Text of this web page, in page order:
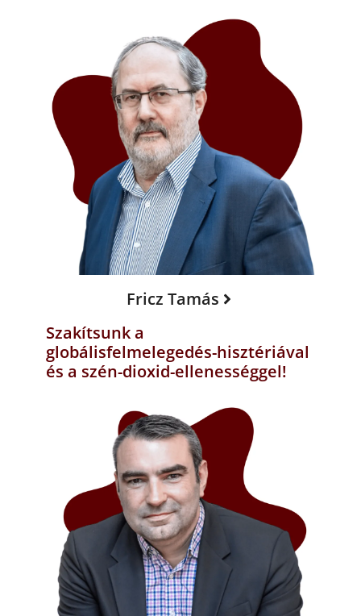
Fricz Tamás
Szakítsunk a
globálisfelmelegedés-hisztériával
és a szén-dioxid-ellenességgel!